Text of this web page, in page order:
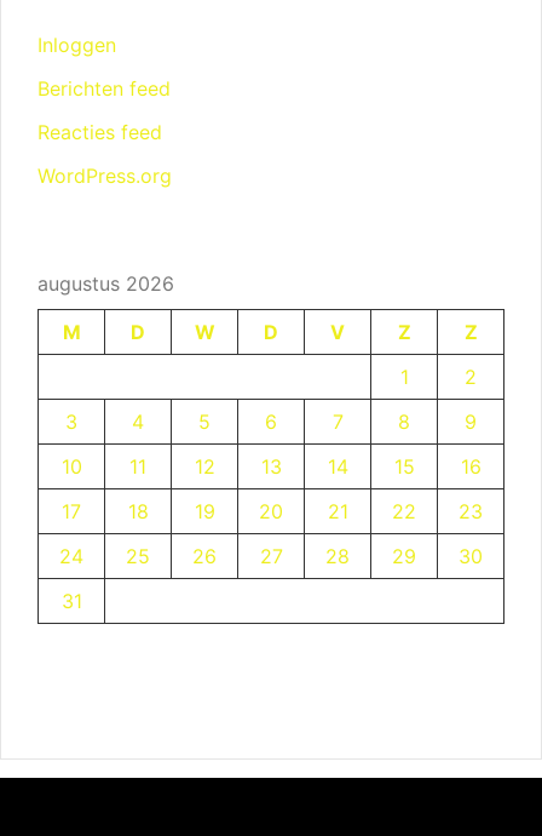
Inloggen
Berichten feed
Reacties feed
WordPress.org
augustus 2026
M
D W D V Z
Z
1
2
3
4 5 6 7 8
9
10
11 12 13 14 15
16
17
18 19 20 21 22
23
24
25 26 27 28 29
30
31